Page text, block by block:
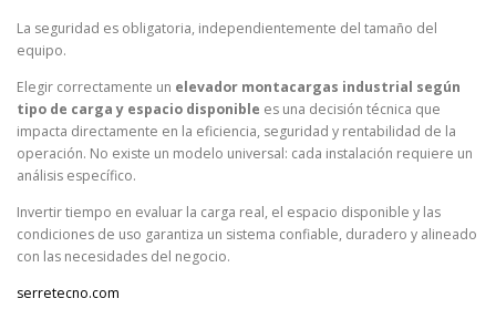
La seguridad es obligatoria, independientemente del tamaño del
equipo.
Elegir correctamente un elevador montacargas industrial según
tipo de carga y espacio disponible es una decisión técnica que
impacta directamente en la eficiencia, seguridad y rentabilidad de la
operación. No existe un modelo universal: cada instalación requiere un
análisis específico.
Invertir tiempo en evaluar la carga real, el espacio disponible y las
condiciones de uso garantiza un sistema confiable, duradero y alineado
con las necesidades del negocio.
serretecno.com